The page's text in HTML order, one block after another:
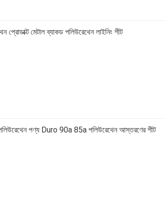
প্রোডাক্ট মেটাল ব্যাকড পলিউরেথেন লাইনিং শীট
পলিউরেথেন পণ্য Duro 90a 85a পলিউরেথেন আস্তরণের শীট